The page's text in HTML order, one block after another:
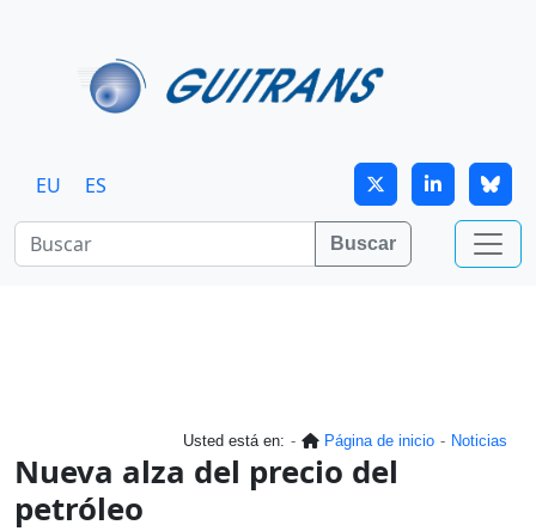
EU ES
Buscar
Usted está en: Página de inicio Noticias
Nueva alza del precio del
petróleo